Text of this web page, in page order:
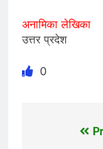
अनामिका लेखिका
उत्तर प्रदेश
0